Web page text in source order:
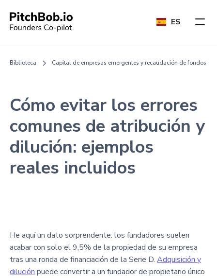
ES
Biblioteca Capital de empresas emergentes y recaudación de fondos
Cómo evitar los errores
comunes de atribución y
dilución: ejemplos
reales incluidos
He aquí un dato sorprendente: los fundadores suelen
acabar con solo el 9,5% de la propiedad de su empresa
tras una ronda de financiación de la Serie D. Adquisición y
dilución puede convertir a un fundador de propietario único